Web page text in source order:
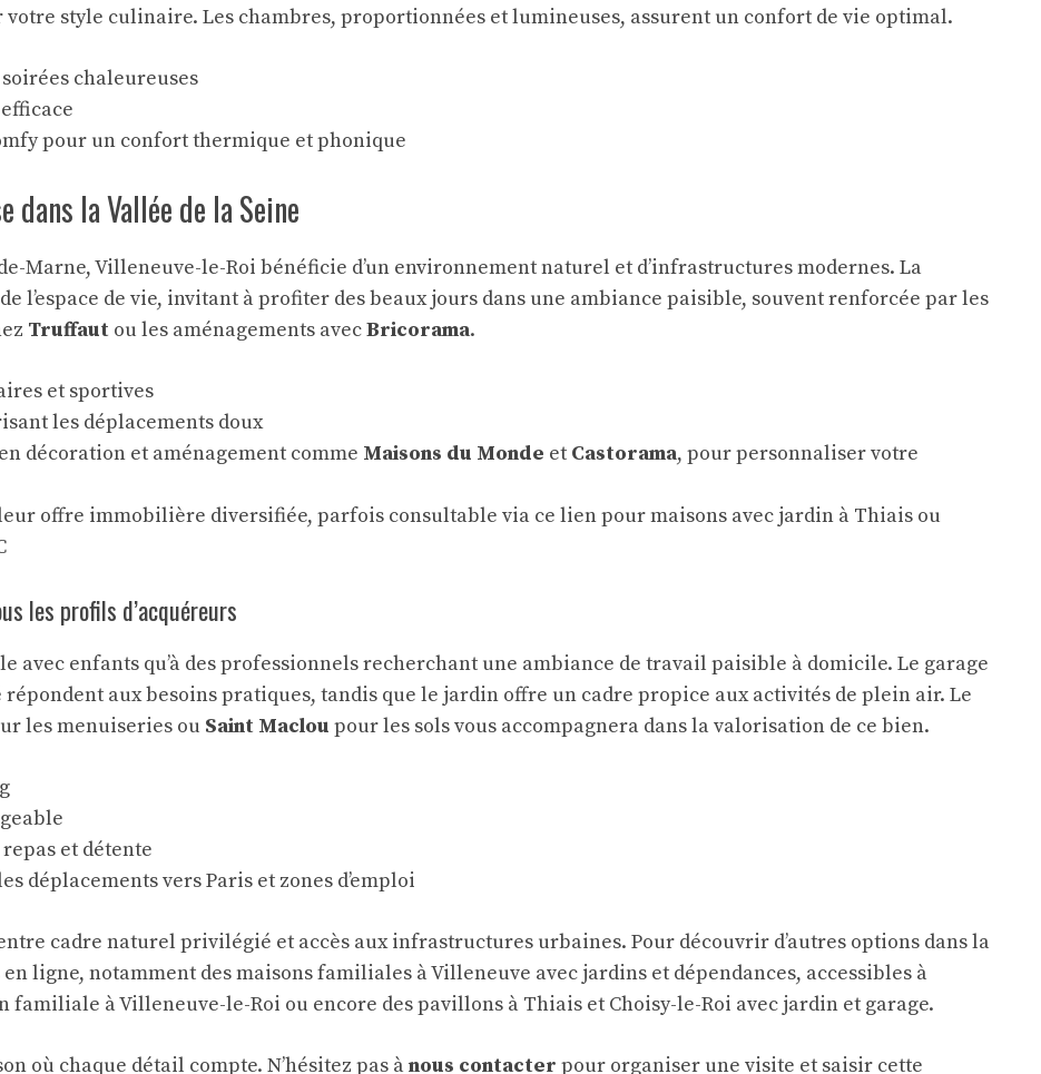
style culinaire. Les chambres, proportionnées et lumineuses, assurent un confort de vie optimal.
chaleureuses
pour un confort thermique et phonique
dans la Vallée de la Seine
Marne, Villeneuve-le-Roi bénéficie d’un environnement naturel et d’infrastructures modernes. La
l’espace de vie, invitant à profiter des beaux jours dans une ambiance paisible, souvent renforcée par les
Truffaut ou les aménagements avecBricorama.
et sportives
les déplacements doux
décoration et aménagement comme Maisons du Monde et Castorama, pour personnaliser votre
offre immobilière diversifiée, parfois consultable via ce lien pourmaisons avec jardin à Thiais ou
les profils d’acquéreurs
avec enfants qu’à des professionnels recherchant une ambiance de travail paisible à domicile. Le garage
aux besoins pratiques, tandis que le jardin offre un cadre propice aux activités de plein air. Le
les menuiseries ou Saint Maclou pour les sols vous accompagnera dans la valorisation de ce bien.
et détente
déplacements vers Paris et zones d’emploi
cadre naturel privilégié et accès aux infrastructures urbaines. Pour découvrir d’autres options dans la
ligne, notamment des maisons familiales à Villeneuve avec jardins et dépendances, accessibles à
familiale à Villeneuve-le-Roi ou encore des pavillons à Thiais et Choisy-le-Roi avec jardin et garage.
où chaque détail compte. N’hésitez pas ànous contacter pour organiser une visite et saisir cette